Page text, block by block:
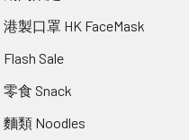
港製口罩 HK FaceMask
Flash Sale
零食 Snack
麵類 Noodles